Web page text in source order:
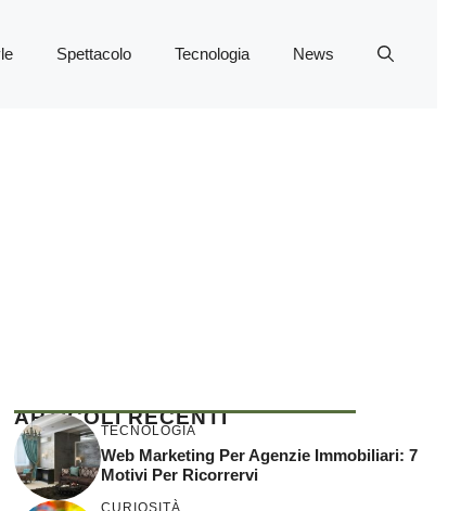
Spettacolo Tecnologia News
ARTICOLI RECENTI
TECNOLOGIA
Web Marketing Per Agenzie Immobiliari: 7
Motivi Per Ricorrervi
CURIOSITÀ